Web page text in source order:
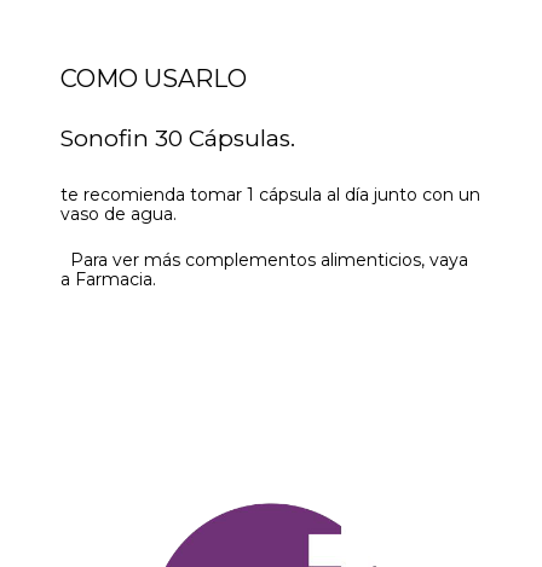
COMO USARLO
Sonofin 30 Cápsulas.
te recomienda tomar 1 cápsula al día junto con un
vaso de agua.
Para ver más complementos alimenticios, vaya
a Farmacia.